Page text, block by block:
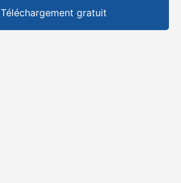
Téléchargement gratuit